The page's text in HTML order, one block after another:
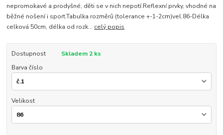
nepromokavé a prodyšné, děti se v nich nepotí.Reflexní prvky, vhodné na
běžné nošení i sport.Tabulka rozměrů (tolerance +-1-2cm)vel.86-Délka
celková 50cm, délka od rozk... celý popis
Dostupnost
Skladem 2 ks
Barva číslo
Velikost